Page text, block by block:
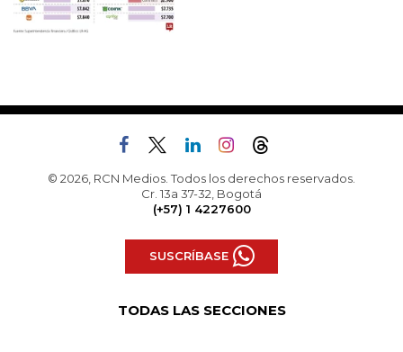
© 2026, RCN Medios. Todos los derechos reservados.
Cr. 13a 37-32, Bogotá
(+57) 1 4227600
SUSCRÍBASE
TODAS LAS SECCIONES